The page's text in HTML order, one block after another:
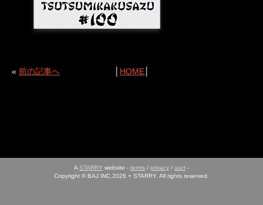
« 前の記事へ HOME
A STARRY website - terms / privacy / asct -
Copyright © BAJ INC.2026 + STARRY. All rights reserved.